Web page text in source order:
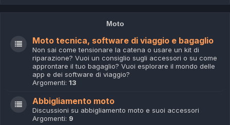
Moto
Moto tecnica, software di viaggio e bagaglio
Non sai come tensionare la catena o usare un kit di
riparazione? Vuoi un consiglio sugli accessori o su come
approntare il tuo bagaglio? Vuoi esplorare il mondo delle
app e dei software di viaggio?
Argomenti: 13
Abbigliamento moto
Discussioni su abbigliamento moto e suoi accessori
Argomenti: 9